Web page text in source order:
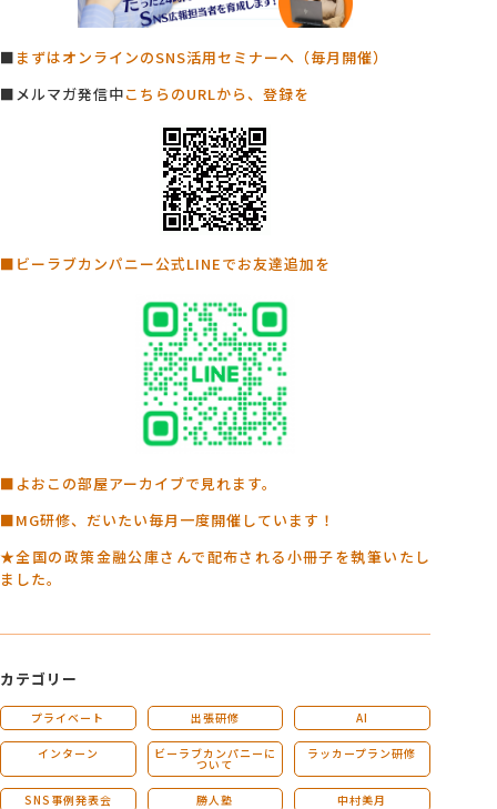
■ まずはオンラインのSNS活用セミナーへ（毎月開催）
■メルマガ発信中こちらのURLから、登録を
■ビーラブカンパニー公式LINEでお友達追加を
■よおこの部屋アーカイブで見れます。
■MG研修、だいたい毎月一度開催しています！
★全国の政策金融公庫さんで配布される小冊子を執筆いたし
ました。
カテゴリー
プライベート 出張研修 AI
インターン ビーラブカンパニーに
ついて
ラッカープラン研修
SNS事例発表会 勝人塾 中村美月